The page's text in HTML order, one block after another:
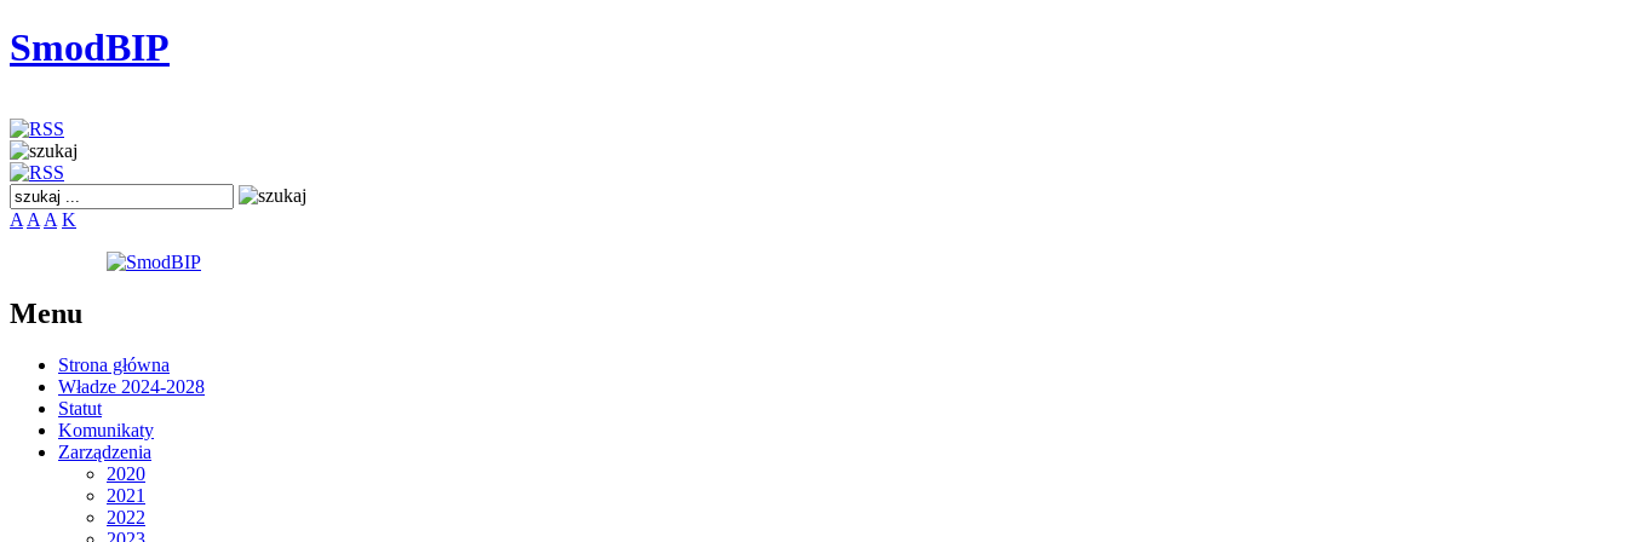
SmodBIP
A A A K
Menu
Strona główna
Władze 2024-2028
Statut
Komunikaty
Zarządzenia
2020
2021
2022